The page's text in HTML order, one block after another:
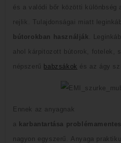
és a valódi bőr közötti különbség
rejlik. Tulajdonságai miatt
bútorokban
használják
ahol kárpitozott bútorok, fotelek,
népszerű babzsákok és az ágy
Ennek az anyagnak
a karbantartása
nagyon egyszerű. Anyaga